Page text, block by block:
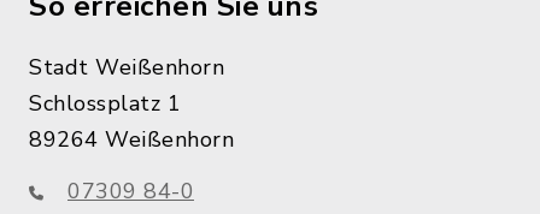
Stadt Weißenhorn
Schlossplatz 1
89264 Weißenhorn
07309 84-0